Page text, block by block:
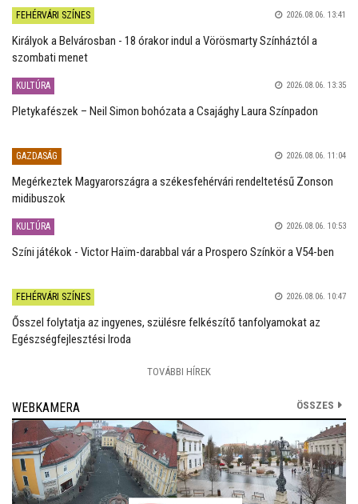
FEHÉRVÁRI SZÍNES 2026.08.06. 13:41
Királyok a Belvárosban - 18 órakor indul a Vörösmarty Színháztól a
szombati menet
KULTÚRA 2026.08.06. 13:35
Pletykafészek – Neil Simon bohózata a Csajághy Laura Színpadon
GAZDASÁG 2026.08.06. 11:04
Megérkeztek Magyarországra a székesfehérvári rendeltetésű Zonson
midibuszok
KULTÚRA 2026.08.06. 10:53
Színi játékok - Victor Haïm-darabbal vár a Prospero Színkör a V54-ben
FEHÉRVÁRI SZÍNES 2026.08.06. 10:47
Ősszel folytatja az ingyenes, szülésre felkészítő tanfolyamokat az
Egészségfejlesztési Iroda
TOVÁBBI HÍREK
WEBKAMERA ÖSSZES